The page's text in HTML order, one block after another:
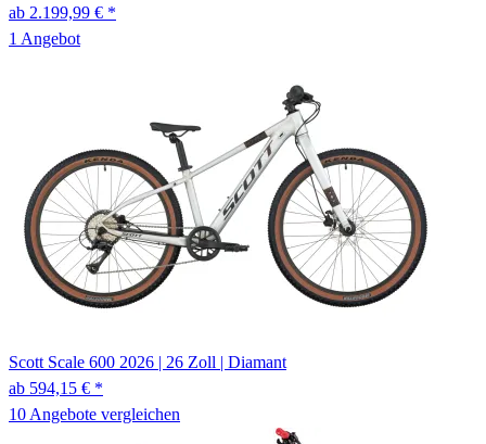
ab 2.199,99 € *
1 Angebot
Scott Scale 600 2026 | 26 Zoll | Diamant
ab 594,15 € *
10 Angebote vergleichen